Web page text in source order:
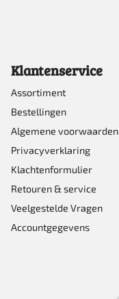
Klantenservice
Assortiment
Bestellingen
Algemene voorwaarden
Privacyverklaring
Klachtenformulier
Retouren & service
Veelgestelde Vragen
Accountgegevens